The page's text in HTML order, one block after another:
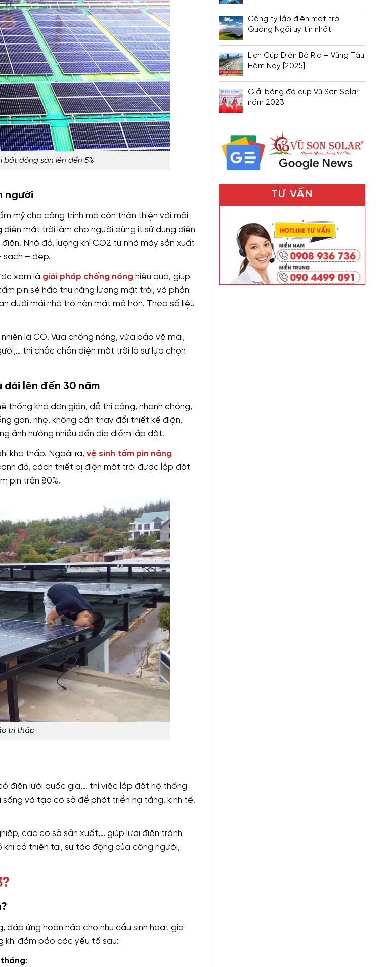
động sản lên đến 5%
người
mỹ cho công trình mà còn thân thiện với môi
mặt trời làm cho người dùng ít sử dụng điện
Nhờ đó, lượng khí CO2 từ nhà máy sản xuất
sạch – đẹp.
xem là giải pháp chống nóng hiệu quả, giúp
pin sẽ hấp thụ năng lượng mặt trời, và phản
dưới mái nhà trở nên mát mẻ hơn. Theo số liệu
là CÓ. Vừa chống nóng, vừa bảo vệ mái,
thì chắc chắn điện mặt trời là sự lựa chọn
dài lên đến 30 năm
thống khá đơn giản, dễ thi công, nhanh chóng,
gọn, nhẹ, không cần thay đổi thiết kế điện,
ảnh hưởng nhiều đến địa điểm lắp đặt.
khá thấp. Ngoài ra, vệ sinh tấm pin năng
đó, cách thiết bị điện mặt trời được lắp đặt
pin trên 80%.
trì thấp
điện lưới quốc gia,… thì việc lắp đặt hệ thống
và tạo cơ sở để phát triển hạ tầng, kinh tế,
các cơ sở sản xuất,… giúp lưới điện tránh
có thiên tai, sự tác động của công người,
đáp ứng hoàn hảo cho nhu cầu sinh hoạt gia
khi đảm bảo các yếu tố sau:
Công ty lắp điện mặt trời
Quảng Ngãi uy tín nhất
Lịch Cúp Điện Bà Rịa – Vũng Tàu
Hôm Nay [2025]
Giải bóng đá cúp Vũ Sơn Solar
năm 2023
TƯ VẤN